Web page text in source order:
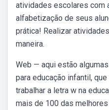
atividades escolares com
alfabetização de seus
prática! Realizar
maneira.
Web — aqui estão
para educação infantil,
trabalhar a letra w na
mais de 100 das